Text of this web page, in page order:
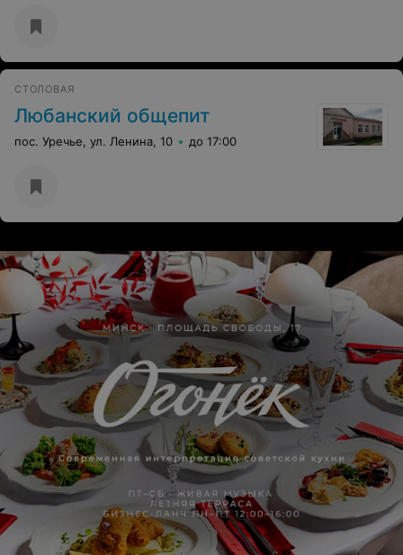
СТОЛОВАЯ
Любанский общепит
пос. Уречье, ул. Ленина, 10 до 17:00